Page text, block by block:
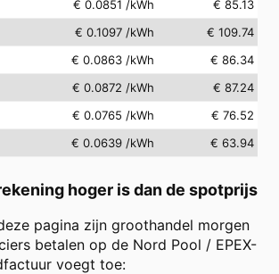
€ 0.0851 /kWh
€ 85.13
€ 0.1097 /kWh
€ 109.74
€ 0.0863 /kWh
€ 86.34
€ 0.0872 /kWh
€ 87.24
€ 0.0765 /kWh
€ 76.52
€ 0.0639 /kWh € 63.94
hoger is dan de spotprijs
pagina zijn groothandel morgen
betalen op de Nord Pool / EPEX-
voegt toe: